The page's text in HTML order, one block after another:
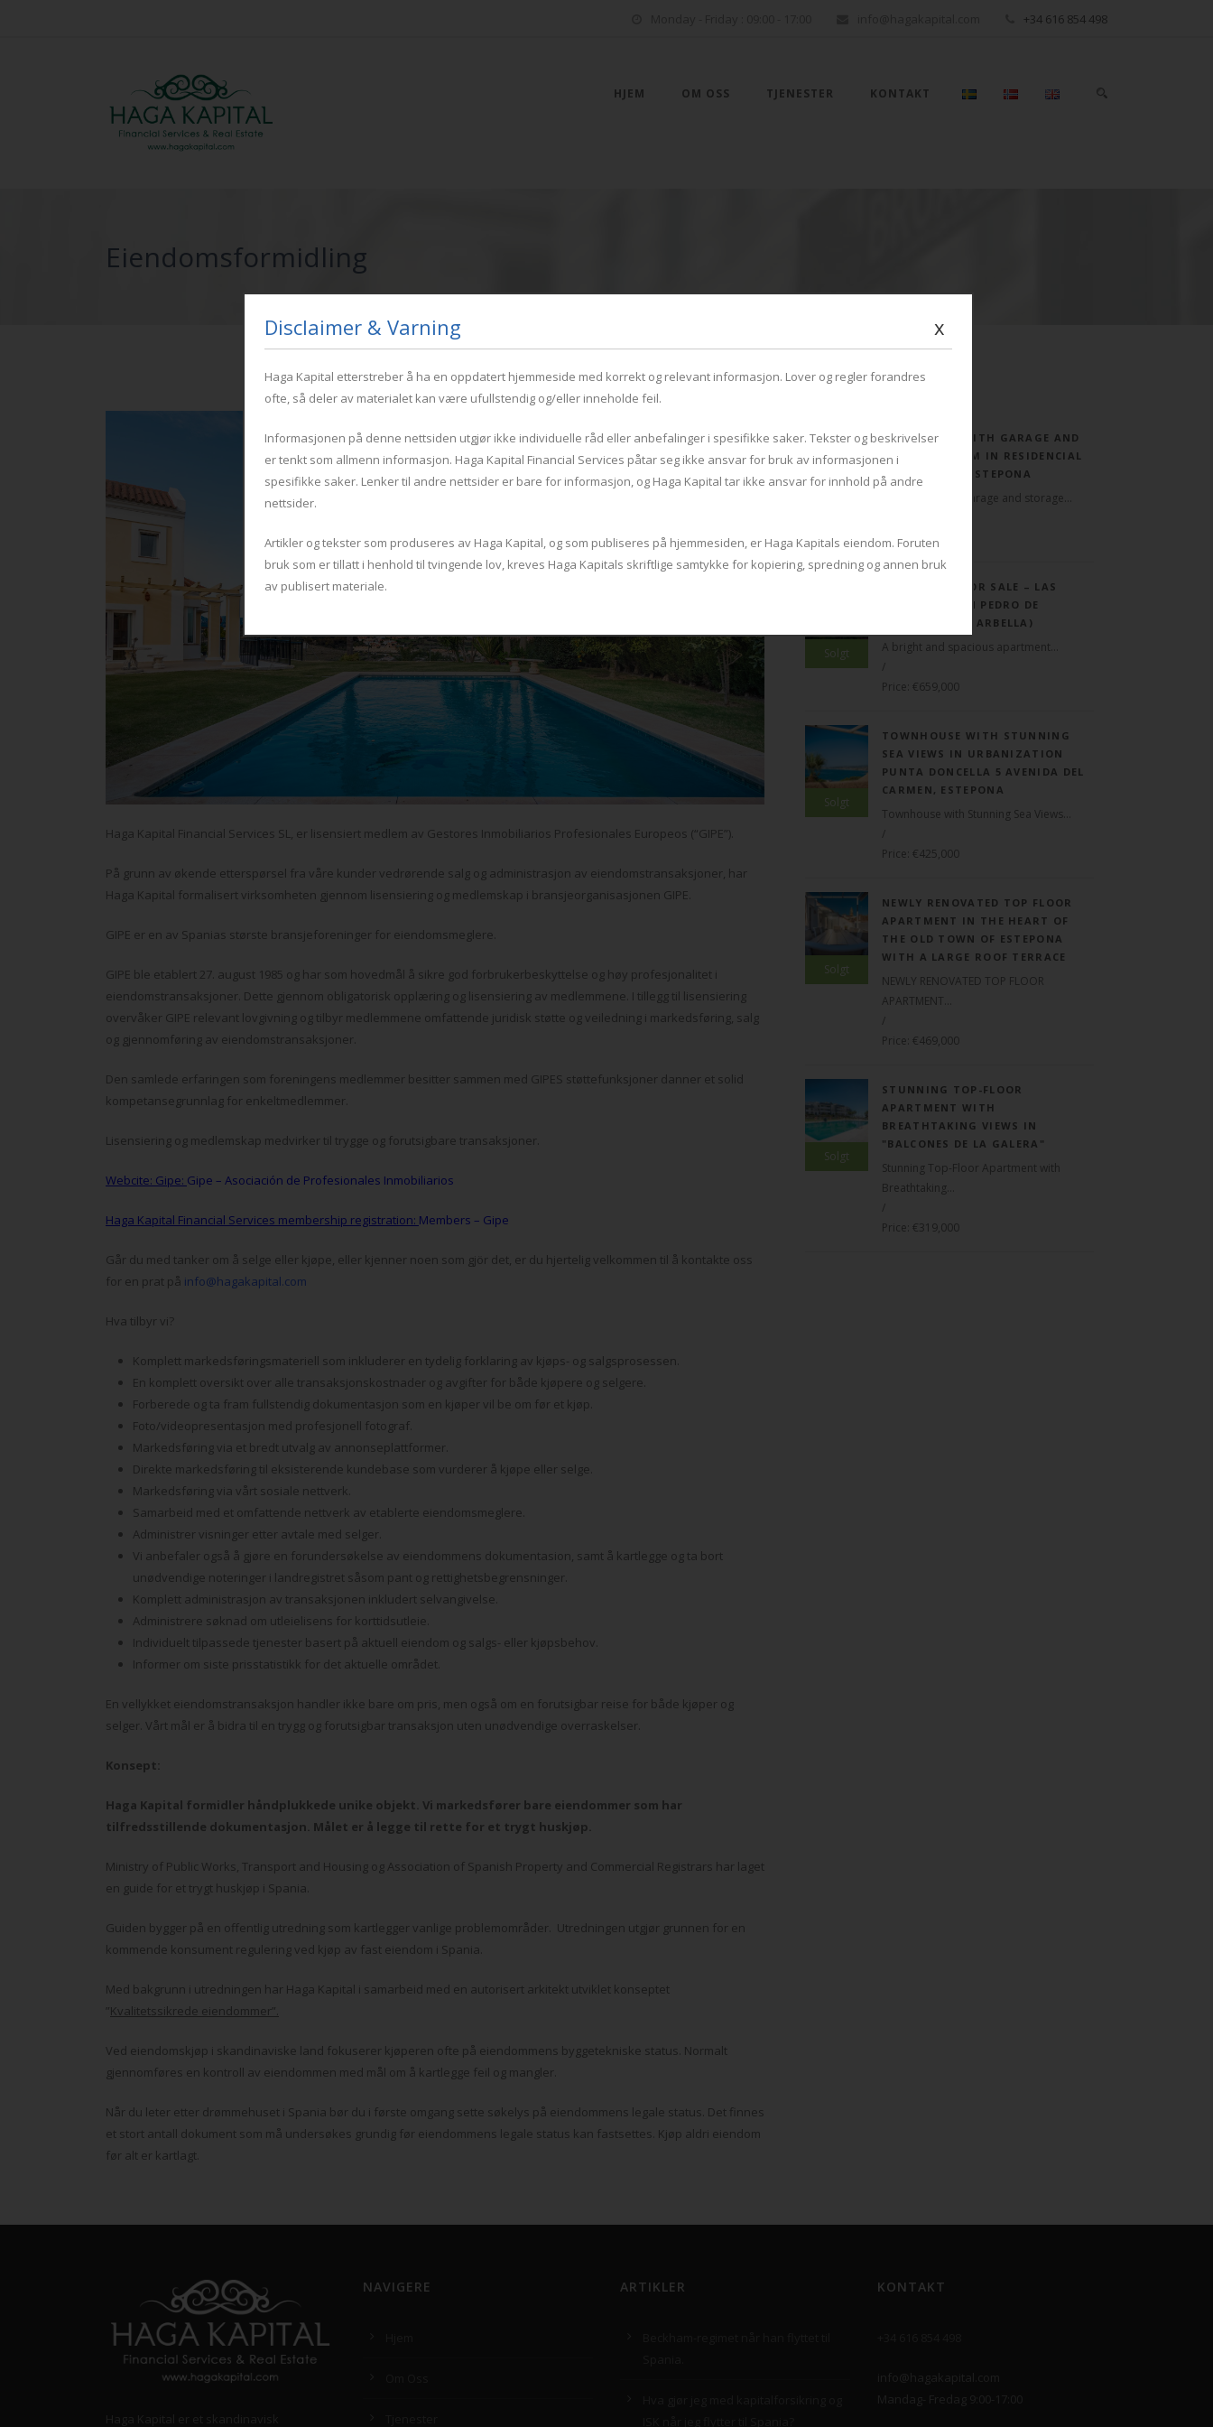
Disclaimer & Varning x
Haga Kapital etterstreber å ha en oppdatert hjemmeside med korrekt og relevant informasjon. Lover og regler forandres
ofte, så deler av materialet kan være ufullstendig og/eller inneholde feil.
Informasjonen på denne nettsiden utgjør ikke individuelle råd eller anbefalinger i spesifikke saker. Tekster og beskrivelser
er tenkt som allmenn informasjon. Haga Kapital Financial Services påtar seg ikke ansvar for bruk av informasjonen i
spesifikke saker. Lenker til andre nettsider er bare for informasjon, og Haga Kapital tar ikke ansvar for innhold på andre
nettsider.
Artikler og tekster som produseres av Haga Kapital, og som publiseres på hjemmesiden, er Haga Kapitals eiendom. Foruten
bruk som er tillatt i henhold til tvingende lov, kreves Haga Kapitals skriftlige samtykke for kopiering, spredning og annen bruk
av publisert materiale.
+34 616 854 498
HJEM OM OSS TJENESTER KONTAKT
Eiendomsformidling
Haga Kapital Financial Services SL, er lisensiert medlem av Gestores Inmobiliarios Profesionales Europeos (“GIPE”).
På grunn av økende etterspørsel fra våre kunder vedrørende salg og administrasjon av eiendomstransaksjoner, har
Haga Kapital formalisert virksomheten gjennom lisensiering og medlemskap i bransjeorganisasjonen GIPE.
GIPE er en av Spanias største bransjeforeninger for eiendomsmeglere.
GIPE ble etablert 27. august 1985 og har som hovedmål å sikre god forbrukerbeskyttelse og høy profesjonalitet i
eiendomstransaksjoner. Dette gjennom obligatorisk opplæring og lisensiering av medlemmene. I tillegg til lisensiering
overvåker GIPE relevant lovgivning og tilbyr medlemmene omfattende juridisk støtte og veiledning i markedsføring, salg
og gjennomføring av eiendomstransaksjoner.
Den samlede erfaringen som foreningens medlemmer besitter sammen med GIPES støttefunksjoner danner et solid
kompetansegrunnlag for enkeltmedlemmer.
Lisensiering og medlemskap medvirker til trygge og forutsigbare transaksjoner.
Webcite: Gipe: Gipe – Asociación de Profesionales Inmobiliarios
Haga Kapital Financial Services membership registration: Members – Gipe
Går du med tanker om å selge eller kjøpe, eller kjenner noen som gjör det, er du hjertelig velkommen til å kontakte oss
for en prat på info@hagakapital.com
Hva tilbyr vi?
Komplett markedsføringsmateriell som inkluderer en tydelig forklaring av kjøps- og salgsprosessen.
En komplett oversikt over alle transaksjonskostnader og avgifter for både kjøpere og selgere.
Forberede og ta fram fullstendig dokumentasjon som en kjøper vil be om før et kjøp.
Foto/videopresentasjon med profesjonell fotograf.
Markedsføring via et bredt utvalg av annonseplattformer.
Direkte markedsføring til eksisterende kundebase som vurderer å kjøpe eller selge.
Markedsføring via vårt sosiale nettverk.
Samarbeid med et omfattende nettverk av etablerte eiendomsmeglere.
Administrer visninger etter avtale med selger.
Vi anbefaler også å gjøre en forundersøkelse av eiendommens dokumentasion, samt å kartlegge og ta bort
unødvendige noteringer i landregistret såsom pant og rettighetsbegrensninger.
Komplett administrasjon av transaksjonen inkludert selvangivelse.
Administrere søknad om utleielisens for korttidsutleie.
Individuelt tilpassede tjenester basert på aktuell eiendom og salgs- eller kjøpsbehov.
Informer om siste prisstatistikk for det aktuelle området.
En vellykket eiendomstransaksjon handler ikke bare om pris, men også om en forutsigbar reise for både kjøper og
selger. Vårt mål er å bidra til en trygg og forutsigbar transaksjon uten unødvendige overraskelser.
Konsept:
Haga Kapital formidler håndplukkede unike objekt. Vi markedsfører bare eiendommer som har
tilfredsstillende dokumentasjon. Målet er å legge til rette for et trygt huskjøp.
Ministry of Public Works, Transport and Housing og Association of Spanish Property and Commercial Registrars har laget
en guide for et trygt huskjøp i Spania.
Guiden bygger på en offentlig utredning som kartlegger vanlige problemområder. Utredningen utgjør grunnen for en
kommende konsument regulering ved kjøp av fast eiendom i Spania.
Med bakgrunn i utredningen har Haga Kapital i samarbeid med en autorisert arkitekt utviklet konseptet
”Kvalitetssikrede eiendommer”.
Ved eiendomskjøp i skandinaviske land fokuserer kjøperen ofte på eiendommens byggetekniske status. Normalt
gjennomføres en kontroll av eiendommen med mål om å kartlegge feil og mangler.
Når du leter etter drømmehuset i Spania bør du i første omgang sette søkelys på eiendommens legale status. Det finnes
et stort antall dokument som må undersøkes grundig før eiendommens legale status kan fastsettes. Kjøp aldri eiendom
før alt er kartlagt.
APARTMENT WITH GARAGE AND
STORAGE ROOM IN RESIDENCIAL
AYRE HOMES, ESTEPONA
Apartment with garage and storage...
Price: €389,000
Solgt
APARTMENT FOR SALE – LAS
PETUNIAS, SAN PEDRO DE
ALCÁNTARA (MARBELLA)
A bright and spacious apartment...
/
Price: €659,000
Solgt
TOWNHOUSE WITH STUNNING
SEA VIEWS IN URBANIZATION
PUNTA DONCELLA 5 AVENIDA DEL
CARMEN, ESTEPONA
Townhouse with Stunning Sea Views...
/
Price: €425,000
Solgt
NEWLY RENOVATED TOP FLOOR
APARTMENT IN THE HEART OF
THE OLD TOWN OF ESTEPONA
WITH A LARGE ROOF TERRACE
NEWLY RENOVATED TOP FLOOR
APARTMENT...
/
Price: €469,000
Solgt
STUNNING TOP-FLOOR
APARTMENT WITH
BREATHTAKING VIEWS IN
"BALCONES DE LA GALERA"
Stunning Top-Floor Apartment with
Breathtaking...
/
Price: €319,000
NAVIGERE ARTIKLER KONTAKT